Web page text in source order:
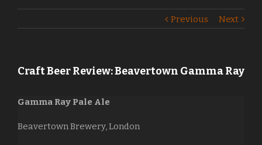
Previous Next
Craft Beer Review: Beavertown Gamma Ray
Gamma Ray Pale Ale
Beavertown Brewery, London